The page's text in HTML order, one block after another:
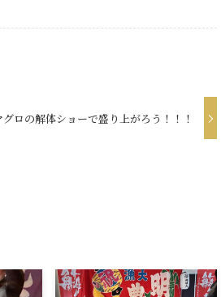
ロの解体ショーで盛り上がろう！！！